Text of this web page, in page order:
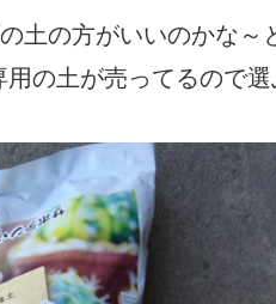
土の方がいいのかな～
の土が売ってるので選